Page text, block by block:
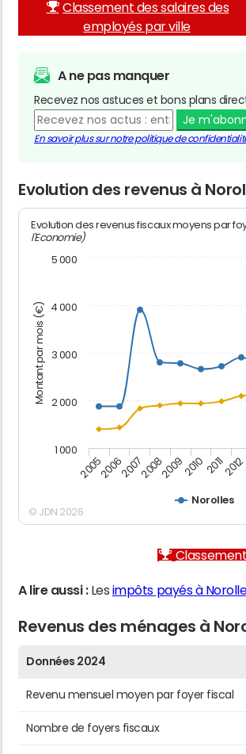
Classement des salaires des
employés par ville
A ne pas manquer
Recevez nos astuces et bons plans
Je
En savoir plus sur notre politique de
Evolution des revenus à
Montant par mois (€)
Evolution des revenus fiscaux moyens par
l'Economie)
Norolles
200520062007200820092010 20112012
1 000
2 000
3 000
4 000
5 000
© JDN 2026
A lire aussi :Les impôts payés à
Revenus des ménages à
Données 2024
Revenu mensuel moyen par foyer fiscal
Nombre de foyers fiscaux